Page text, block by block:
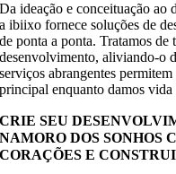
Da ideação e conceituação ao
a ibiixo fornece soluções de
de ponta a ponta. Tratamos de
desenvolvimento, aliviando-o
serviços abrangentes
principal enquanto damos
CRIE SEU
NAMORO DOS SONHOS
CORAÇÕES E